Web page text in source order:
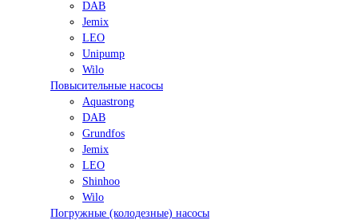
DAB
Jemix
LEO
Unipump
Wilo
Повысительные насосы
Aquastrong
DAB
Grundfos
Jemix
LEO
Shinhoo
Wilo
Погружные (колодезные) насосы